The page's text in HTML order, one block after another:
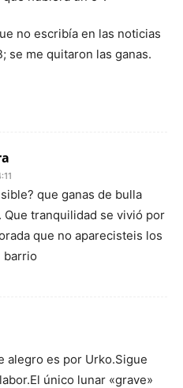
no escribía en las noticias
se me quitaron las ganas.
que ganas de bulla
Que tranquilidad se vivió por
que no aparecisteis los
barrio
alegro es por Urko.Sigue
único lunar «grave»